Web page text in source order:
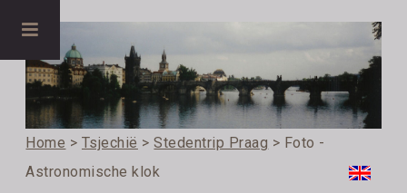
Home > Tsjechië >Stedentrip Praag > Foto -
Astronomische klok